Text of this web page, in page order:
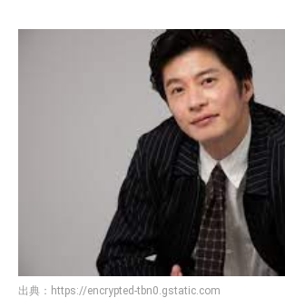
出典： https://encrypted-tbn0.gstatic.com